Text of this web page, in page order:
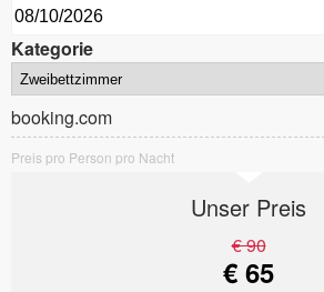
Kategorie
booking.com
Preis pro Person pro Nacht
Unser Preis
€ 90
€ 65